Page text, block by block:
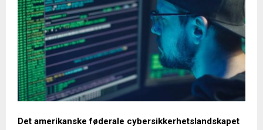
Det amerikanske føderale cybersikkerhetslandskapet